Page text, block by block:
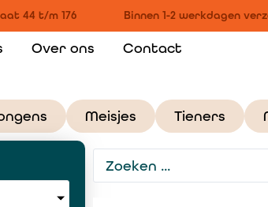
44 t/m 176 Binnen 1-2 werkdagen
Over ons Contact
Meisjes Tieners